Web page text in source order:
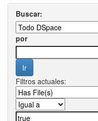
Buscar:
por
Filtros actuales: